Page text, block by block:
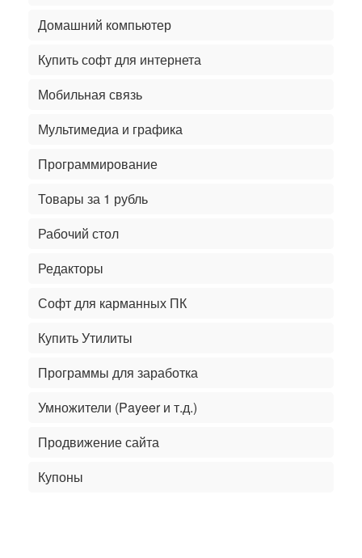
Домашний компьютер
Купить софт для интернета
Мобильная связь
Мультимедиа и графика
Программирование
Товары за 1 рубль
Рабочий стол
Редакторы
Софт для карманных ПК
Купить Утилиты
Программы для заработка
Умножители (Payeer и т.д.)
Продвижение сайта
Купоны